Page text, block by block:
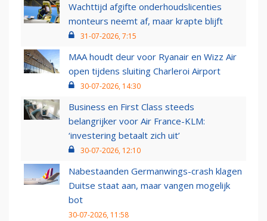
Wachttijd afgifte onderhoudslicenties
monteurs neemt af, maar krapte blijft
31-07-2026, 7:15
MAA houdt deur voor Ryanair en Wizz Air
open tijdens sluiting Charleroi Airport
30-07-2026, 14:30
Business en First Class steeds
belangrijker voor Air France-KLM:
‘investering betaalt zich uit’
30-07-2026, 12:10
Nabestaanden Germanwings-crash klagen
Duitse staat aan, maar vangen mogelijk
bot
30-07-2026, 11:58